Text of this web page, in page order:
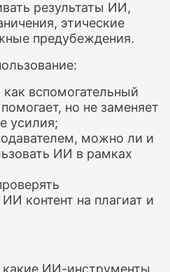
результаты ИИ,
этические
предубеждения.
вспомогательный
но не заменяет
усилия;
можно ли и
ИИ в рамках
контент на плагиат и
какие ИИ-инструменты